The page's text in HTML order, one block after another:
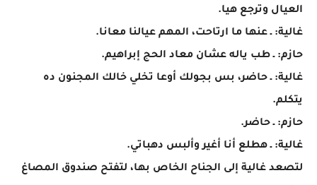
العيال وترجع هيا.
غالية: ـ عنها ما ارتاحت، المهم عيالنا معانا.
حازم: ـ طب ياله عشان معاد الحج إبراهيم.
غالية: ـ حاضر، بس بجولك أوعا تخلي خالك المجنون ده
يتكلم.
حازم: ـ حاضر.
غالية: ـ هطلع أنا أغير وألبس دهباتي.
لتصعد غالية إلى الجناح الخاص بها، لتفتح صندوق المصاغ